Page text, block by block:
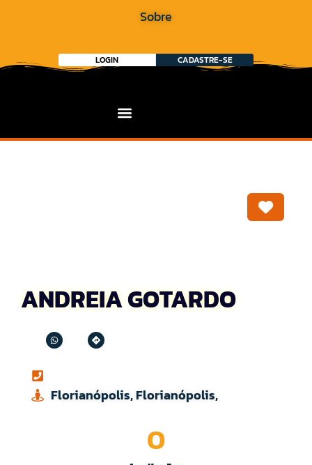
Sobre
LOGIN CADASTRE-SE
ANDREIA GOTARDO
Florianópolis, Florianópolis,
0